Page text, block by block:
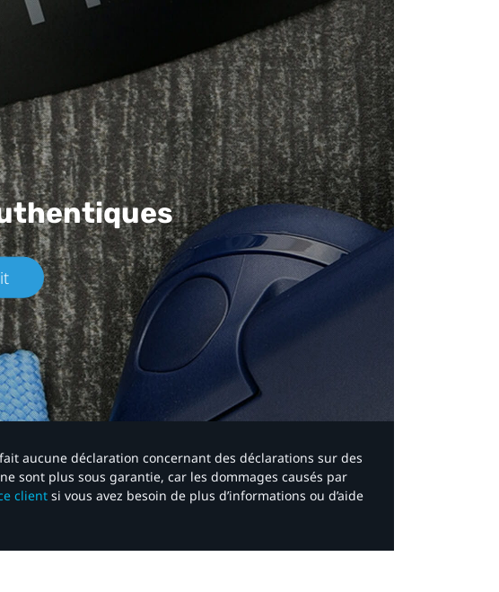
aucune déclaration concernant des déclarations sur des
sont plus sous garantie, car les dommages causés par
client si vous avez besoin de plus d’informations ou d’aide